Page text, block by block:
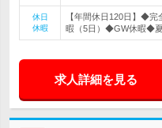
休日
休暇
【年間休日120日】◆
暇（5日）◆GW休暇◆
求人詳細を見る